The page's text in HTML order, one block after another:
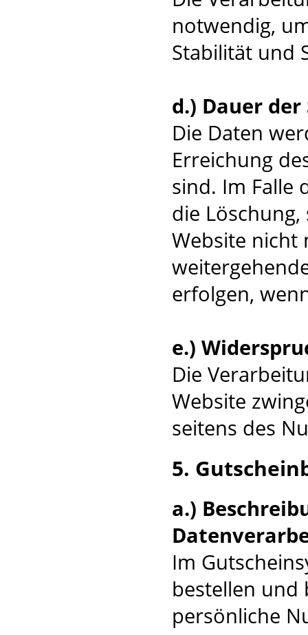
notwendig,
Stabilität und
d.) Dauer
Die Daten
Erreichung
sind. Im Falle
die
Website nicht
erfolgen,
e.)
Die
Website
seitens des
5.
a.)
Im
bestellen und
persönliche